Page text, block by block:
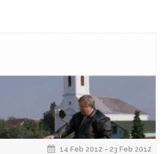
14 Feb 2012 - 23 Feb 2012